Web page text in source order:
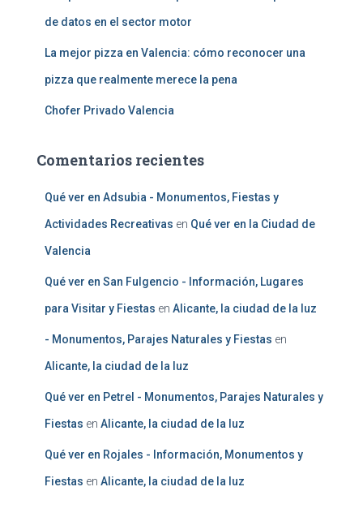
de datos en el sector motor
La mejor pizza en Valencia: cómo reconocer una
pizza que realmente merece la pena
Chofer Privado Valencia
Comentarios recientes
Qué ver en Adsubia - Monumentos, Fiestas y
Actividades Recreativas en Qué ver en la Ciudad de
Valencia
Qué ver en San Fulgencio - Información, Lugares
para Visitar y Fiestas en Alicante, la ciudad de la luz
- Monumentos, Parajes Naturales y Fiestas en
Alicante, la ciudad de la luz
Qué ver en Petrel - Monumentos, Parajes Naturales y
Fiestas en Alicante, la ciudad de la luz
Qué ver en Rojales - Información, Monumentos y
Fiestas en Alicante, la ciudad de la luz